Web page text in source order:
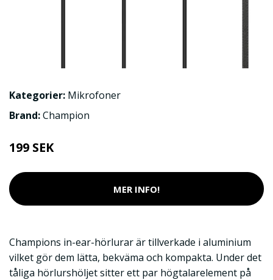
Kategorier: Mikrofoner
Brand:Champion
199 SEK
MER INFO!
Champions in-ear-hörlurar är tillverkade i aluminium
vilket gör dem lätta, bekväma och kompakta. Under det
tåliga hörlurshöljet sitter ett par högtalarelement på